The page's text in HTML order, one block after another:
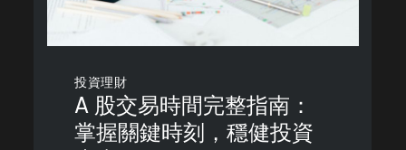
投資理財
A 股交易時間完整指南：
掌握關鍵時刻，穩健投資